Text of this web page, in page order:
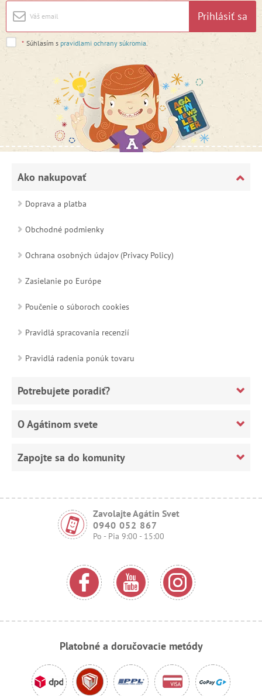
Prihlásiť sa
* Súhlasím s pravidlami ochrany súkromia
Ako nakupovať
Doprava a platba
Obchodné podmienky
Ochrana osobných údajov (Privacy Policy)
Zasielanie po Európe
Poučenie o súboroch cookies
Pravidlá spracovania recenzií
Pravidlá radenia ponúk tovaru
Potrebujete poradiť?
O Agátinom svete
Zapojte sa do komunity
Zavolajte Agátin Svet
0940 052 867
Po - Pia 9:00 - 15:00
Platobné a doručovacie metódy